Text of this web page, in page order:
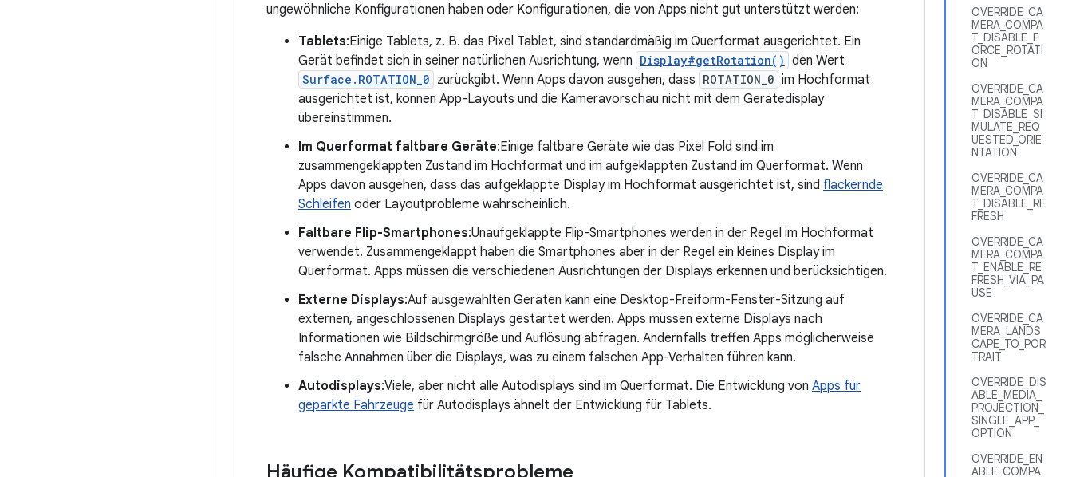
OVERRIDE_CA
MERA_COMPA
T_DISABLE_F
ORCE_ROTATI
ON
OVERRIDE_CA
MERA_COMPA
T_DISABLE_SI
MULATE_REQ
UESTED_ORIE
NTATION
OVERRIDE_CA
MERA_COMPA
T_DISABLE_RE
FRESH
OVERRIDE_CA
MERA_COMPA
T_ENABLE_RE
FRESH_VIA_PA
USE
OVERRIDE_CA
MERA_LANDS
CAPE_TO_POR
TRAIT
OVERRIDE_DIS
ABLE_MEDIA_
PROJECTION_
SINGLE_APP_
OPTION
OVERRIDE_EN
ABLE_COMPA
ungewöhnliche Konfigurationen haben oder Konfigurationen, die von Apps nicht gut unterstützt werden:
Tablets:Einige Tablets, z. B. das Pixel Tablet, sind standardmäßig im Querformat ausgerichtet. Ein
Gerät befindet sich in seiner natürlichen Ausrichtung, wenn Display#getRotation() den Wert
Surface.ROTATION_0 zurückgibt. Wenn Apps davon ausgehen, dass ROTATION_0 im Hochformat
ausgerichtet ist, können App-Layouts und die Kameravorschau nicht mit dem Gerätedisplay
übereinstimmen.
Im Querformat faltbare Geräte:Einige faltbare Geräte wie das Pixel Fold sind im
zusammengeklappten Zustand im Hochformat und im aufgeklappten Zustand im Querformat. Wenn
Apps davon ausgehen, dass das aufgeklappte Display im Hochformat ausgerichtet ist, sind flackernde
Schleifen oder Layoutprobleme wahrscheinlich.
Faltbare Flip-Smartphones:Unaufgeklappte Flip-Smartphones werden in der Regel im Hochformat
verwendet. Zusammengeklappt haben die Smartphones aber in der Regel ein kleines Display im
Querformat. Apps müssen die verschiedenen Ausrichtungen der Displays erkennen und berücksichtigen.
Externe Displays:Auf ausgewählten Geräten kann eine Desktop-Freiform-Fenster-Sitzung auf
externen, angeschlossenen Displays gestartet werden. Apps müssen externe Displays nach
Informationen wie Bildschirmgröße und Auflösung abfragen. Andernfalls treffen Apps möglicherweise
falsche Annahmen über die Displays, was zu einem falschen App-Verhalten führen kann.
Autodisplays:Viele, aber nicht alle Autodisplays sind im Querformat. Die Entwicklung von Apps für
geparkte Fahrzeuge für Autodisplays ähnelt der Entwicklung für Tablets.